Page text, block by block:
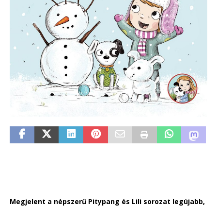
Megjelent a népszerű Pitypang és Lili sorozat legújabb,